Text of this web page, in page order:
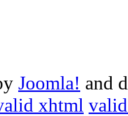
Joomla! and
xhtml